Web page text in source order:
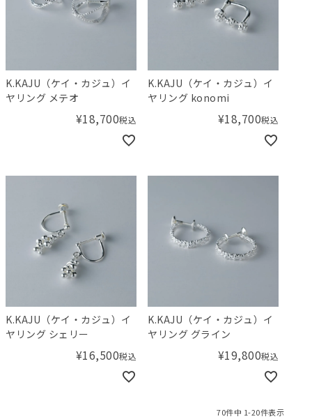
K.KAJU（ケイ・カジュ）イ
ヤリング メテオ
¥18,700税込
K.KAJU（ケイ・カジュ）イ
ヤリング konomi
¥18,700税込
K.KAJU（ケイ・カジュ）イ
ヤリング シェリー
¥16,500税込
K.KAJU（ケイ・カジュ）イ
ヤリング グライン
¥19,800税込
70件中 1-20件表示